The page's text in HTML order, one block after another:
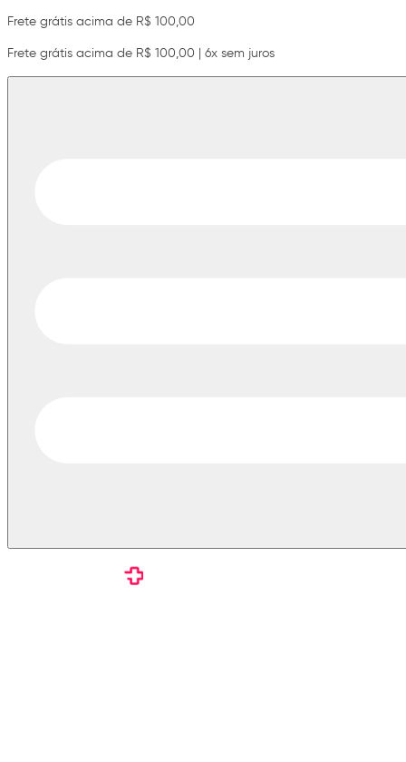
Frete grátis acima de R$ 100,00
Frete grátis acima de R$ 100,00 | 6x sem juros